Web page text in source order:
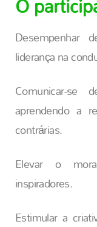
Desempenhar
liderança na
Comunicar-se
aprendendo a
contrárias.
Elevar o
inspiradores.
Estimular a